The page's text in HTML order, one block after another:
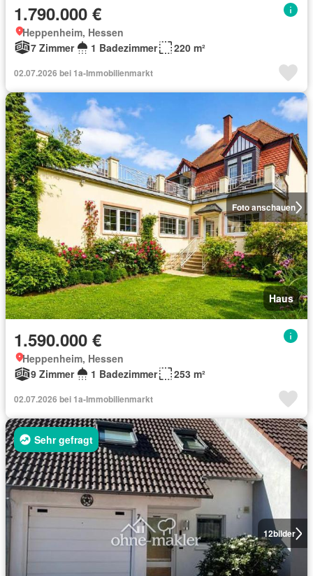
1.790.000 €
Heppenheim, Hessen
7 Zimmer
1 Badezimmer 220 m²
02.07.2026 bei 1a-Immobilienmarkt
Foto anschauen
Haus
1.590.000 €
Heppenheim, Hessen
9 Zimmer
1 Badezimmer 253 m²
02.07.2026 bei 1a-Immobilienmarkt
12bilder
Sehr gefragt